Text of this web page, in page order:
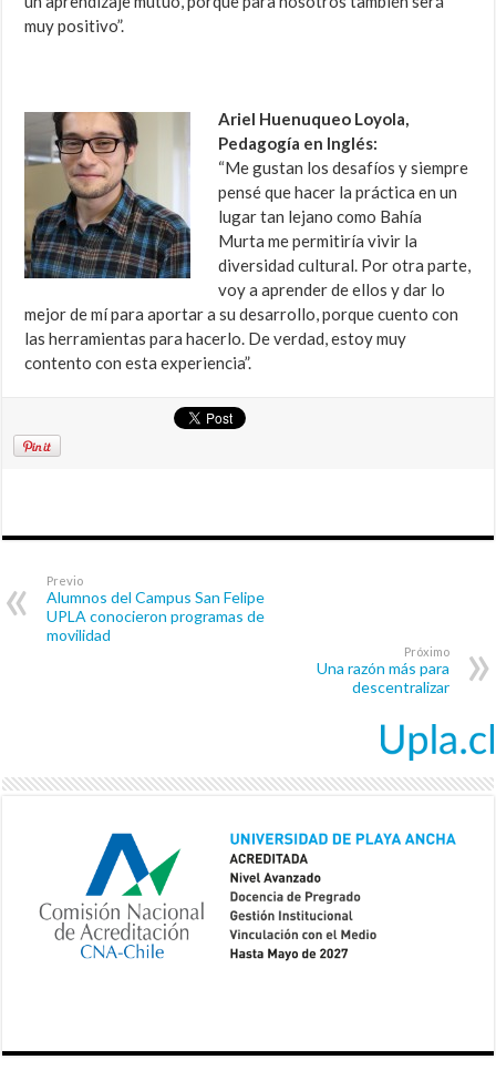
muy positivo”.
Ariel Huenuqueo Loyola,
Pedagogía en Inglés:
“Me gustan los desafíos y siempre
pensé que hacer la práctica en un
lugar tan lejano como Bahía
Murta me permitiría vivir la
diversidad cultural. Por otra parte,
voy a aprender de ellos y dar lo
mejor de mí para aportar a su desarrollo, porque cuento con
las herramientas para hacerlo. De verdad, estoy muy
contento con esta experiencia”.
Previo
Alumnos del Campus San Felipe
UPLA conocieron programas de
movilidad
Próximo
Una razón más para
descentralizar